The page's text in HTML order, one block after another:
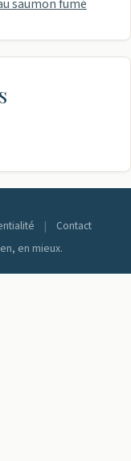
saumon fumé
|
Contact
en mieux.